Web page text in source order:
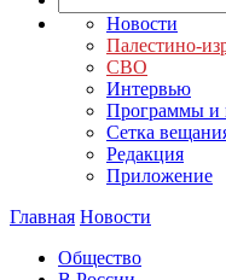
Новости
Палестино-
СВО
Интервью
Программы и
Сетка
Редакция
Приложение
Главная Новости
Общество